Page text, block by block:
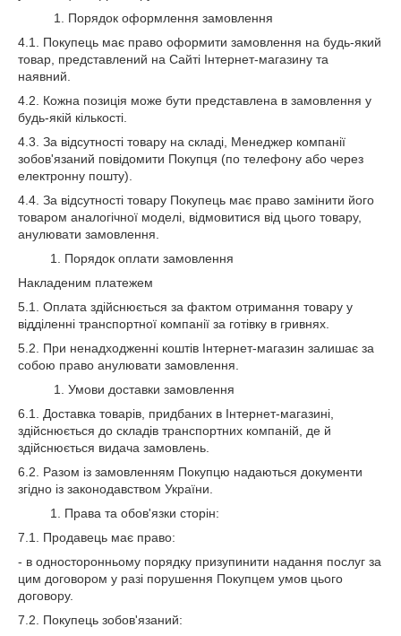
1. Порядок оформлення замовлення
4.1. Покупець має право оформити замовлення на будь-який
товар, представлений на Сайті Інтернет-магазину та
наявний.
4.2. Кожна позиція може бути представлена ​​в замовлення у
будь-якій кількості.
4.3. За відсутності товару на складі, Менеджер компанії
зобов'язаний повідомити Покупця (по телефону або через
електронну пошту).
4.4. За відсутності товару Покупець має право замінити його
товаром аналогічної моделі, відмовитися від цього товару,
анулювати замовлення.
1. Порядок оплати замовлення
Накладеним платежем
5.1. Оплата здійснюється за фактом отримання товару у
відділенні транспортної компанії за готівку в гривнях.
5.2. При ненадходженні коштів Інтернет-магазин залишає за
собою право анулювати замовлення.
1. Умови доставки замовлення
6.1. Доставка товарів, придбаних в Інтернет-магазині,
здійснюється до складів транспортних компаній, де й
здійснюється видача замовлень.
6.2. Разом із замовленням Покупцю надаються документи
згідно із законодавством України.
1. Права та обов'язки сторін:
7.1. Продавець має право:
- в односторонньому порядку призупинити надання послуг за
цим договором у разі порушення Покупцем умов цього
договору.
7.2. Покупець зобов'язаний: